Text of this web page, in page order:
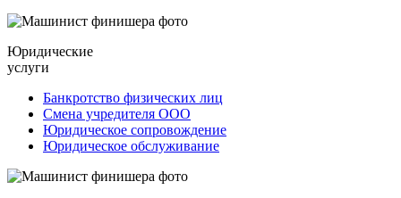
Юридические
услуги
Банкротство физических лиц
Смена учредителя ООО
Юридическое сопровождение
Юридическое обслуживание